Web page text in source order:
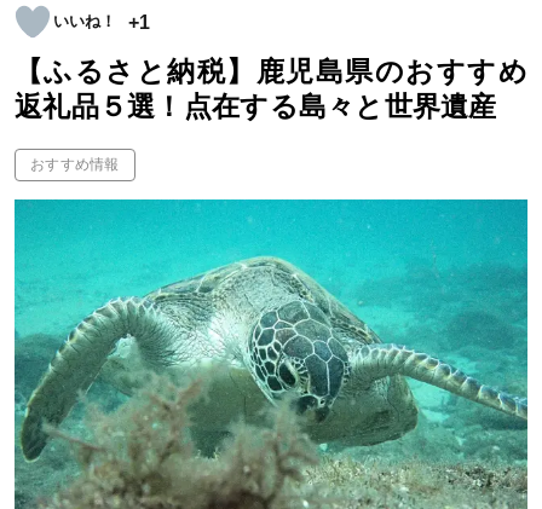
+1
【ふるさと納税】鹿児島県のおすすめ
返礼品５選！点在する島々と世界遺産
おすすめ情報